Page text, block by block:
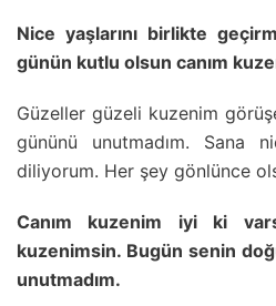
Nice yaşlarını birlikte
günün kutlu olsun canım
Güzeller güzeli kuzenim
gününü unutmadım. Sana
diliyorum. Her şey gönlünce
Canım kuzenim iyi ki
kuzenimsin. Bugün senin
unutmadım.